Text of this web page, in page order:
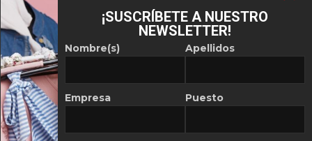
¡SUSCRÍBETE A NUESTRO
NEWSLETTER!
Nombre(s)
Empresa
Apellidos
Puesto